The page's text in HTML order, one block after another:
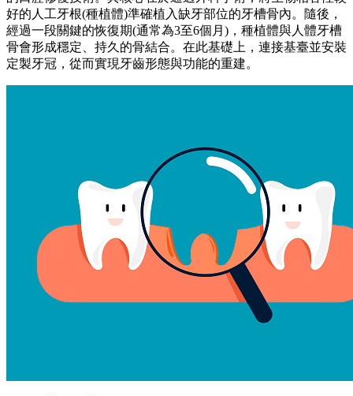
好的人工牙根(種植體)準確植入缺牙部位的牙槽骨內。隨後，
經過一段關鍵的恢復期(通常為3至6個月)，種植體與人體牙槽
骨會形成穩定、持久的骨結合。在此基礎上，連接基臺並安裝
定製牙冠，從而實現牙齒形態與功能的重建。